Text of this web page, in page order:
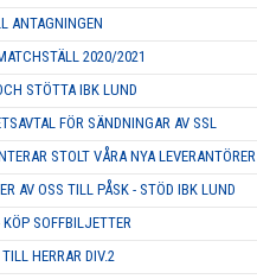
ANTAGNINGEN
2020/2021
STÖTTA IBK LUND
FÖR SÄNDNINGAR AV SSL
STOLT VÅRA NYA LEVERANTÖRER
AV OSS TILL PÅSK - STÖD IBK LUND
SOFFBILJETTER
HERRAR DIV.2